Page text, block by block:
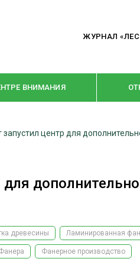
ЖУРНАЛ
ВНИМАНИЯ
В
запустил центр для
древесины Ламинированная
Фанерное производство